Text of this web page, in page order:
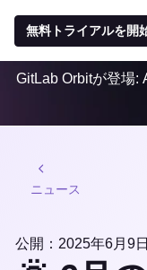
無料トライアルを開
GitLab Orbitが登場:
ニュース
公開：2025年6月9日